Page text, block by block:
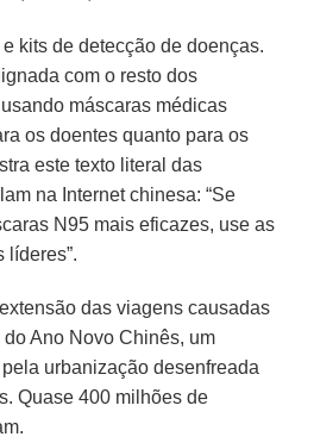
kits de detecção de doenças.
com o resto dos
máscaras médicas
os doentes quanto para os
este texto literal das
na Internet chinesa: “Se
N95 mais eficazes, use as
líderes”.
das viagens causadas
Ano Novo Chinês, um
urbanização desenfreada
Quase 400 milhões de